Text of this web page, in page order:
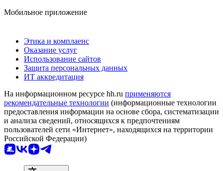
Мобильное приложение
Этика и комплаенс
Оказание услуг
Использование сайтов
Защита персональных данных
ИТ аккредитация
На информационном ресурсе hh.ru применяются
рекомендательные технологии (информационные технологии
предоставления информации на основе сбора, систематизации
и анализа сведений, относящихся к предпочтениям
пользователей сети «Интернет», находящихся на территории
Российской Федерации)